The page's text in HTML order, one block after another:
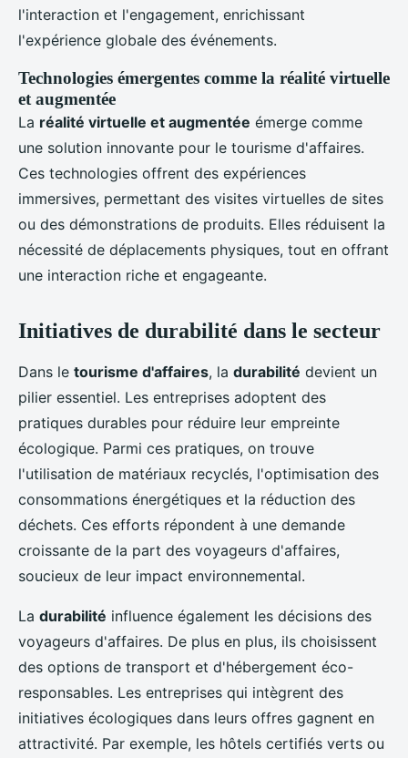
l'interaction et l'engagement, enrichissant
l'expérience globale des événements.
Technologies émergentes comme la réalité virtuelle
et augmentée
La réalité virtuelle et augmentée émerge comme
une solution innovante pour le tourisme d'affaires.
Ces technologies offrent des expériences
immersives, permettant des visites virtuelles de sites
ou des démonstrations de produits. Elles réduisent la
nécessité de déplacements physiques, tout en offrant
une interaction riche et engageante.
Initiatives de durabilité dans le secteur
Dans le tourisme d'affaires, la durabilité devient un
pilier essentiel. Les entreprises adoptent des
pratiques durables pour réduire leur empreinte
écologique. Parmi ces pratiques, on trouve
l'utilisation de matériaux recyclés, l'optimisation des
consommations énergétiques et la réduction des
déchets. Ces efforts répondent à une demande
croissante de la part des voyageurs d'affaires,
soucieux de leur impact environnemental.
La durabilité influence également les décisions des
voyageurs d'affaires. De plus en plus, ils choisissent
des options de transport et d'hébergement éco-
responsables. Les entreprises qui intègrent des
initiatives écologiques dans leurs offres gagnent en
attractivité. Par exemple, les hôtels certifiés verts ou